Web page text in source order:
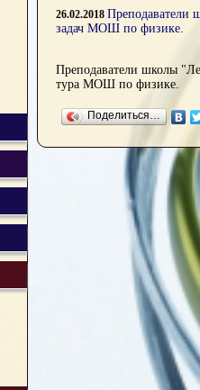
26.02.2018 Преподаватели
задач МОШ по физике.
Преподаватели школы
тура МОШ по физике.
Поделиться…